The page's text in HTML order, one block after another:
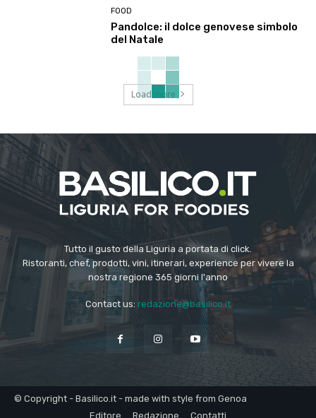
FOOD
Pandolce: il dolce genovese simbolo
del Natale
Load more
Tutto il gusto della Liguria a portata di click.
Ristoranti, chef, prodotti, vini, itinerari, experience per vivere la
nostra regione 365 giorni l'anno
Contact us: redazione@basilico.it
© Copyright - Basilico.it - made with style from Genoa
Editore
Redazione Contatti